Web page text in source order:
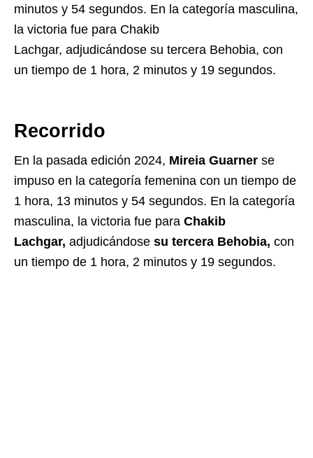
minutos y 54 segundos. En la categoría masculina,
la victoria fue para Chakib
Lachgar, adjudicándose su tercera Behobia, con
un tiempo de 1 hora, 2 minutos y 19 segundos.
Recorrido
En la pasada edición 2024, Mireia Guarner se
impuso en la categoría femenina con un tiempo de
1 hora, 13 minutos y 54 segundos. En la categoría
masculina, la victoria fue para Chakib
Lachgar, adjudicándose su tercera Behobia, con
un tiempo de 1 hora, 2 minutos y 19 segundos.